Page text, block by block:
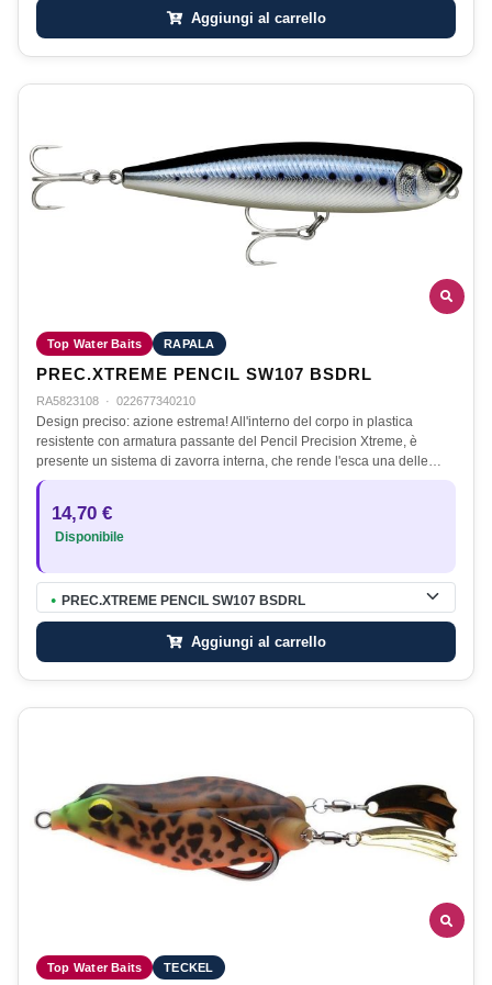
Aggiungi al carrello
Top Water Baits RAPALA
PREC.XTREME PENCIL SW107 BSDRL
RA5823108 · 022677340210
Design preciso: azione estrema! All'interno del corpo in plastica
resistente con armatura passante del Pencil Precision Xtreme, è
presente un sistema di zavorra interna, che rende l'esca una delle…
14,70 €
Disponibile
● PREC.XTREME PENCIL SW107 BSDRL
Aggiungi al carrello
Top Water Baits TECKEL